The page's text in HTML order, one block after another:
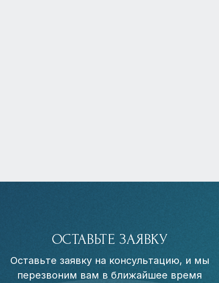
ОСТАВЬТЕ ЗАЯВКУ
Оставьте заявку на консультацию, и мы
перезвоним вам в ближайшее время